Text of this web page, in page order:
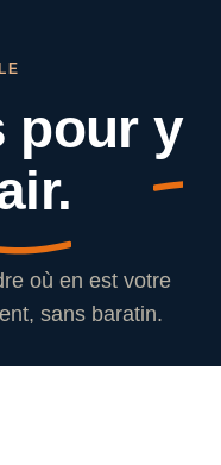
pour y
où en est votre
sans baratin.